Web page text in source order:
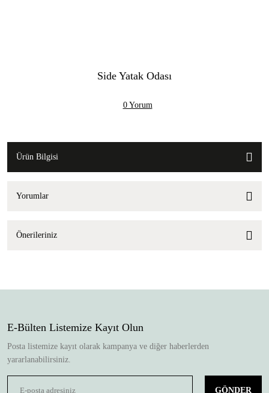
Side Yatak Odası
0 Yorum
Ürün Bilgisi
Yorumlar
Önerileriniz
E-Bülten Listemize Kayıt Olun
Posta listemize kayıt olarak kampanya ve diğer haberlerden
yararlanabilirsiniz.
GÖNDER